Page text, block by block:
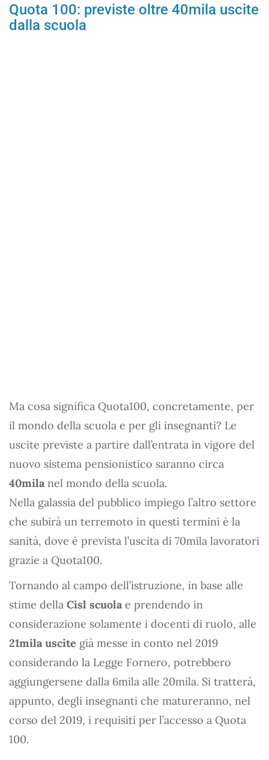
Quota 100: previste oltre 40mila uscite
dalla scuola
Ma cosa significa Quota100, concretamente, per
il mondo della scuola e per gli insegnanti? Le
uscite previste a partire dall’entrata in vigore del
nuovo sistema pensionistico saranno circa
40mila nel mondo della scuola.
Nella galassia del pubblico impiego l’altro settore
che subirà un terremoto in questi termini è la
sanità, dove è prevista l’uscita di 70mila lavoratori
grazie a Quota100.
Tornando al campo dell’istruzione, in base alle
stime della Cisl scuola e prendendo in
considerazione solamente i docenti di ruolo, alle
21mila uscite già messe in conto nel 2019
considerando la Legge Fornero, potrebbero
aggiungersene dalla 6mila alle 20mila. Si tratterà,
appunto, degli insegnanti che matureranno, nel
corso del 2019, i requisiti per l’accesso a Quota
100.